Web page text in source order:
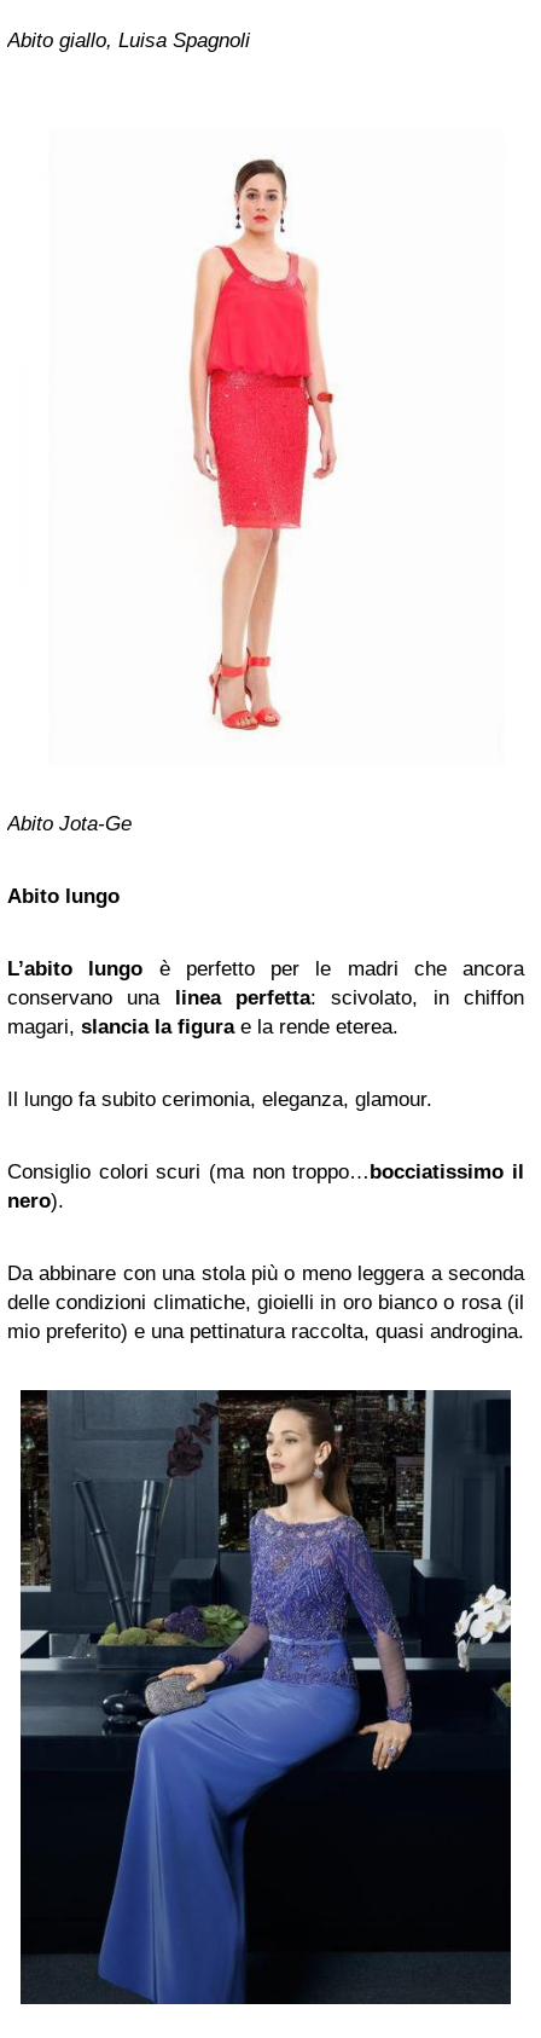
Abito giallo, Luisa Spagnoli
Abito Jota-Ge
Abito lungo
L’abito lungo è perfetto per le madri che ancora
conservano una linea perfetta: scivolato, in chiffon
magari, slancia la figura e la rende eterea.
Il lungo fa subito cerimonia, eleganza, glamour.
Consiglio colori scuri (ma non troppo…bocciatissimo il
nero).
Da abbinare con una stola più o meno leggera a seconda
delle condizioni climatiche, gioielli in oro bianco o rosa (il
mio preferito) e una pettinatura raccolta, quasi androgina.